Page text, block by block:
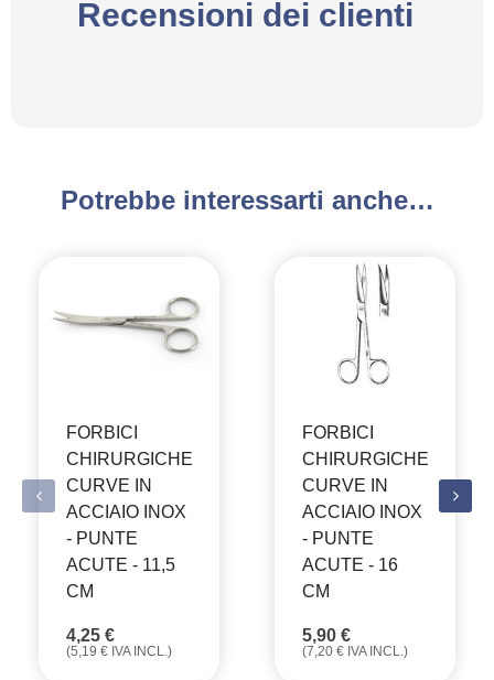
Recensioni dei clienti
Potrebbe interessarti anche…
FORBICI
CHIRURGICHE
CURVE IN
ACCIAIO INOX
- PUNTE
ACUTE - 11,5
CM
4,25 €
(5,19 € IVA INCL.)
FORBICI
CHIRURGICHE
CURVE IN
ACCIAIO INOX
- PUNTE
ACUTE - 16
CM
5,90 €
(7,20 € IVA INCL.)